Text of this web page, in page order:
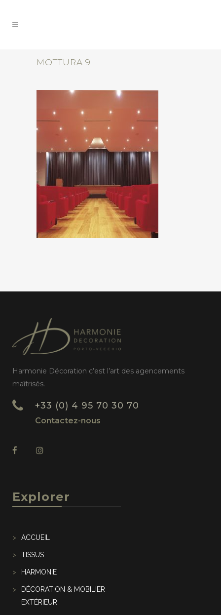
MOTTURA 9
Harmonie Décoration c’est l’art des agencements
maîtrisés.
+33 (0) 4 95 70 30 70
Contactez-nous
Explorer
ACCUEIL
TISSUS
HARMONIE
DÉCORATION & MOBILIER
EXTÉRIEUR